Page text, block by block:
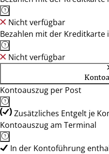
Nicht verfügbar
Bezahlen mit der Kreditkarte
Nicht verfügbar
Kontoauszug per Post
Zusätzliches Entgelt je
Kontoauszug am Terminal
In der Kontoführung